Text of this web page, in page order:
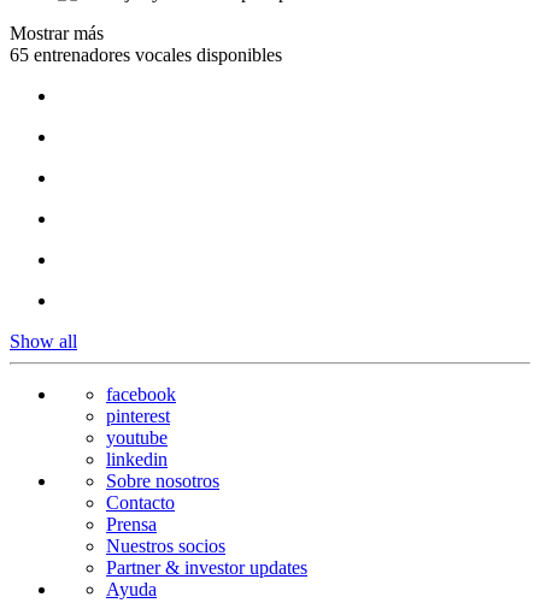
Mostrar más
65 entrenadores vocales disponibles
Show all
facebook
pinterest
youtube
linkedin
Sobre nosotros
Contacto
Prensa
Nuestros socios
Partner & investor updates
Ayuda